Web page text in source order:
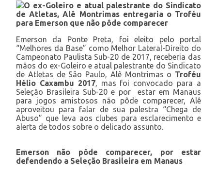
O ex-Goleiro e atual palestrante do Sindicato
de Atletas, Alê Montrimas entregaria o Troféu
para Emerson que não pôde comparecer
Emerson da Ponte Preta, foi eleito pelo portal
“Melhores da Base” como Melhor Lateral-Direito do
Campeonato Paulista Sub-20 de 2017, receberia das
mãos do ex-Goleiro e atual palestrante do Sindicato
de Atletas de São Paulo, Alê Montrimas o Troféu
Hélio Caxambu 2017, mas foi convocado para a
Seleção Brasileira Sub-20 e por estar em Manaus
para jogos amistosos não pôde comparecer, Alê
aproveitou para falar de sua palestra “Chega de
Abuso” que leva aos clubes para esclarecimento e
alerta de todos sobre o delicado assunto.
Emerson não pôde comparecer, por estar
defendendo a Seleção Brasileira em Manaus